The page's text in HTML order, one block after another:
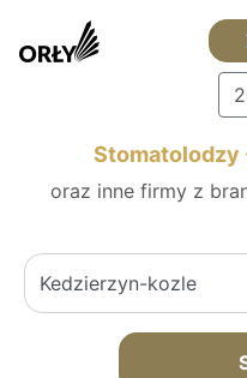
Stomatolodzy
oraz inne firmy z